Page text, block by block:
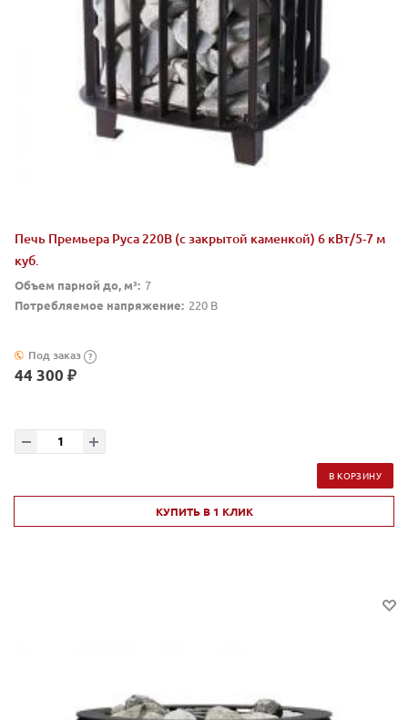
Печь Премьера Руса 220В (с закрытой каменкой) 6 кВт/5-7 м
куб.
Объем парной до, м³: 7
Потребляемое напряжение: 220 В
Под заказ ?
44 300 ₽
В КОРЗИНУ
КУПИТЬ В 1 КЛИК